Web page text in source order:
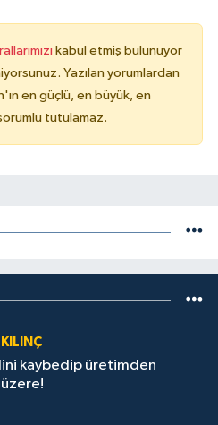
kabul etmiş bulunuyor
Yazılan yorumlardan
en güçlü, en büyük, en
tutulamaz.
kaybedip üretimden